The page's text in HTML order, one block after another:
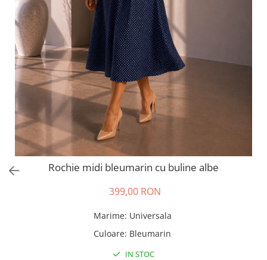
Tricouri si topuri
Rochii de eveniment
Rochie midi bleumarin cu buline albe
399,00 RON
Marime: Universala
Culoare: Bleumarin
IN STOC